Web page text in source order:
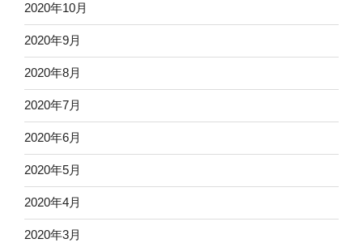
2020年10月
2020年9月
2020年8月
2020年7月
2020年6月
2020年5月
2020年4月
2020年3月